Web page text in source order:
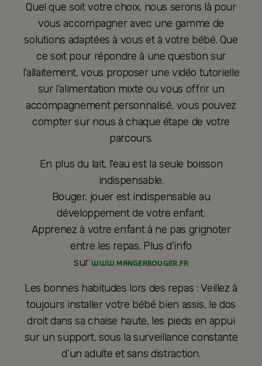
Quel que soit votre choix, nous serons là pour
vous accompagner avec une gamme de
solutions adaptées à vous et à votre bébé. Que
ce soit pour répondre à une question sur
l’allaitement, vous proposer une vidéo tutorielle
sur l’alimentation mixte ou vous offrir un
accompagnement personnalisé, vous pouvez
compter sur nous à chaque étape de votre
parcours.
En plus du lait, l'eau est la seule boisson
indispensable.
Bouger, jouer est indispensable au
développement de votre enfant.
Apprenez à votre enfant à ne pas grignoter
entre les repas. Plus d'info
surWWW.MANGERBOUGER.FR
Les bonnes habitudes lors des repas : Veillez à
toujours installer votre bébé bien assis, le dos
droit dans sa chaise haute, les pieds en appui
sur un support, sous la surveillance constante
d’un adulte et sans distraction.